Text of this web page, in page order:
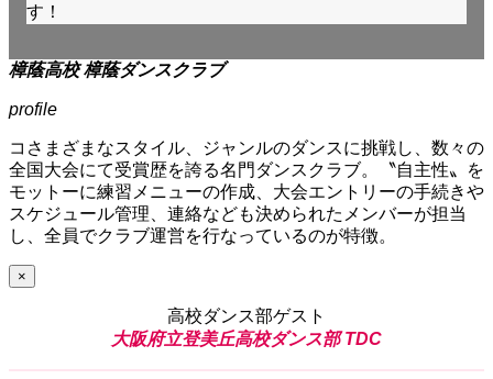
す！
樟蔭高校 樟蔭ダンスクラブ
profile
コさまざまなスタイル、ジャンルのダンスに挑戦し、数々の
全国大会にて受賞歴を誇る名門ダンスクラブ。〝自主性〟を
モットーに練習メニューの作成、大会エントリーの手続きや
スケジュール管理、連絡なども決められたメンバーが担当
し、全員でクラブ運営を行なっているのが特徴。
×
高校ダンス部ゲスト
大阪府立登美丘高校ダンス部 TDC